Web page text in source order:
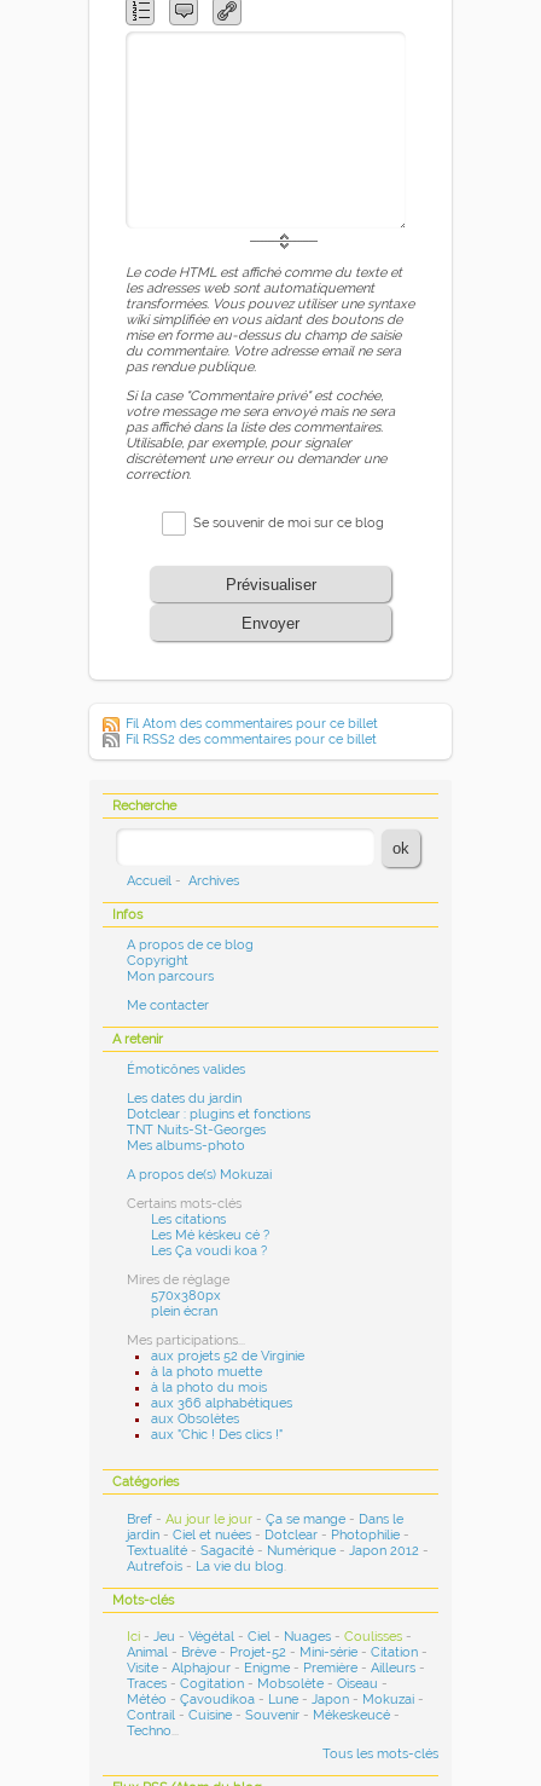
Le code HTML est affiché comme du texte et
les adresses web sont automatiquement
transformées. Vous pouvez utiliser une syntaxe
wiki simplifiée en vous aidant des boutons de
mise en forme au-dessus du champ de saisie
du commentaire. Votre adresse email ne sera
pas rendue publique.
Si la case "Commentaire privé" est cochée,
votre message me sera envoyé mais ne sera
pas affiché dans la liste des commentaires.
Utilisable, par exemple, pour signaler
discrètement une erreur ou demander une
correction.
Se souvenir de moi sur ce blog
Prévisualiser
Envoyer
Fil Atom des commentaires pour ce billet
Fil RSS2 des commentaires pour ce billet
Recherche
Accueil - Archives
Infos
A propos de ce blog
Copyright
Mon parcours
Me contacter
A retenir
Émoticônes valides
Les dates du jardin
Dotclear : plugins et fonctions
TNT Nuits-St-Georges
Mes albums-photo
A propos de(s) Mokuzai
Certains mots-clés
Les citations
Les Mé késkeu cé ?
Les Ça voudi koa ?
Mires de réglage
570x380px
plein écran
Mes participations...
aux projets 52 de Virginie
à la photo muette
à la photo du mois
aux 366 alphabétiques
aux Obsolètes
aux "Chic ! Des clics !"
Catégories
Bref -Au jour le jour -Ça se mange - Dans le
jardin -Ciel et nuées - Dotclear - Photophilie -
Textualité -Sagacité - Numérique - Japon 2012 -
Autrefois - La vie du blog
Mots-clés
Ici -Jeu -Végétal -Ciel - Nuages -Coulisses -
Animal - Brève - Projet-52 - Mini-série -Citation -
Visite -Alphajour - Enigme - Première -Ailleurs -
Traces -Cogitation - Mobsolète -Oiseau -
Météo -Çavoudikoa - Lune -Japon - Mokuzai -
Contrail -Cuisine -Souvenir - Mékeskeucé -
Techno...
Tous les mots-clés